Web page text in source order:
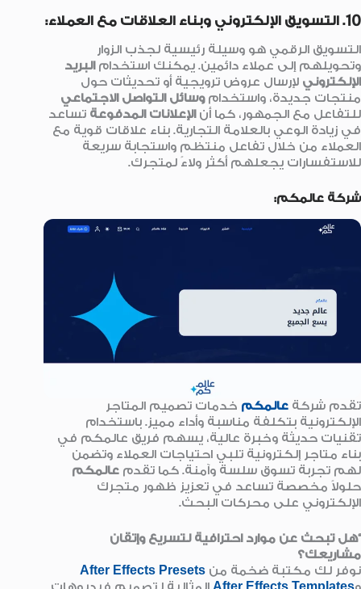
10. التسويق الإلكتروني وبناء العلاقات مع العملاء:
التسويق الرقمي هو وسيلة رئيسية لجذب الزوار
وتحويلهم إلى عملاء دائمين. يمكنك استخدام البريد
الإلكتروني لإرسال عروض ترويجية أو تحديثات حول
منتجات جديدة، واستخداموسائل التواصل الاجتماعي
للتفاعل مع الجمهور، كما أن الإعلانات المدفوعة تساعد
في زيادة الوعي بالعلامة التجارية. بناء علاقات قوية مع
العملاء من خلال تفاعل منتظم واستجابة سريعة
للاستفسارات يجعلهم أكثر ولاءً لمتجرك.
شركة عالمكم:
تقدم شركة عالمكم خدمات تصميم المتاجر
الإلكترونية بتكلفة مناسبة وأداء مميز. باستخدام
تقنيات حديثة وخبرة عالية، يسهم فريق عالمكم في
بناء متاجر إلكترونية تلبي احتياجات العملاء وتضمن
لهم تجربة تسوق سلسة وآمنة. كما تقدم عالمكم
حلولاً مخصصة تساعد في تعزيز ظهور متجرك
الإلكتروني على محركات البحث.
“هل تبحث عن موارد احترافية لتسريع وإتقان
مشاريعك؟
نوفر لك مكتبة ضخمة من After Effects Presets